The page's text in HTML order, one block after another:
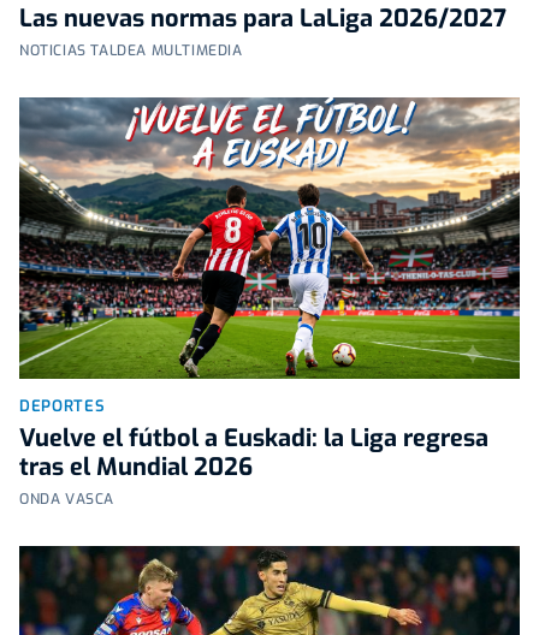
Las nuevas normas para LaLiga 2026/2027
NOTICIAS TALDEA MULTIMEDIA
DEPORTES
Vuelve el fútbol a Euskadi: la Liga regresa
tras el Mundial 2026
ONDA VASCA